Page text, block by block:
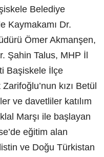
Belediye
Kaymakamı Dr.
Ömer Akmanşen,
Şahin Talus, MHP İl
Başiskele İlçe
kızı Betül
ve davetliler katılım
Marşı ile başlayan
eğitim alan
ve Doğu Türkistan